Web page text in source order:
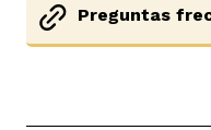
Preguntas